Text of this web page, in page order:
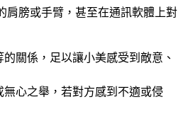
肩膀或手臂，甚至在通訊軟體上對
關係，足以讓小美感受到敵意、
心之舉，若對方感到不適或侵